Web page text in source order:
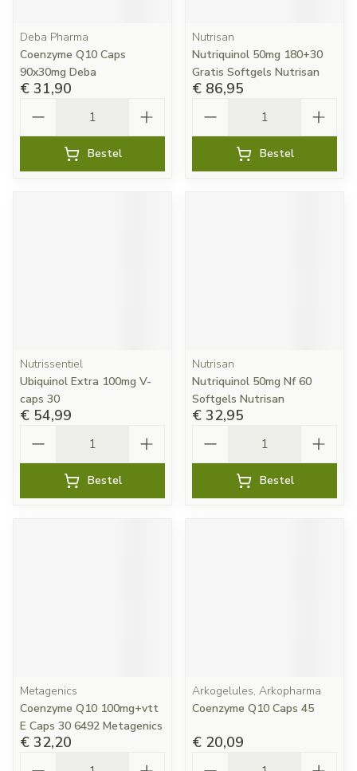
Deba Pharma
Coenzyme Q10 Caps
90x30mg Deba
€ 31,90
Bestel
Nutrisan
Nutriquinol 50mg 180+30
Gratis Softgels Nutrisan
€ 86,95
Bestel
Nutrissentiel
Ubiquinol Extra 100mg V-
caps 30
€ 54,99
Bestel
Nutrisan
Nutriquinol 50mg Nf 60
Softgels Nutrisan
€ 32,95
Bestel
Metagenics
Coenzyme Q10 100mg+vtt
E Caps 30 6492 Metagenics
€ 32,20
Arkogelules, Arkopharma
Coenzyme Q10 Caps 45
€ 20,09